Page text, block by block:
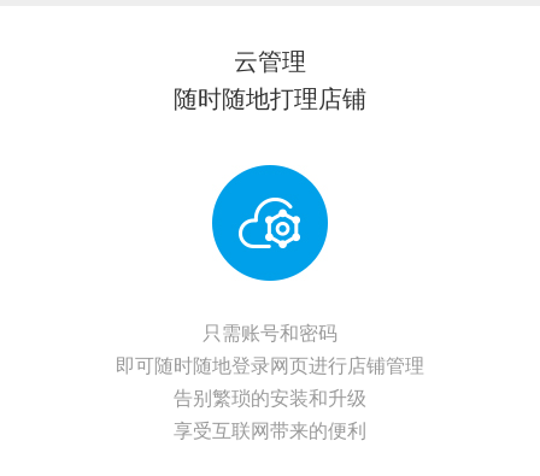
云管理
随时随地打理店铺
只需账号和密码
即可随时随地登录网页进行店铺管理
告别繁琐的安装和升级
享受互联网带来的便利